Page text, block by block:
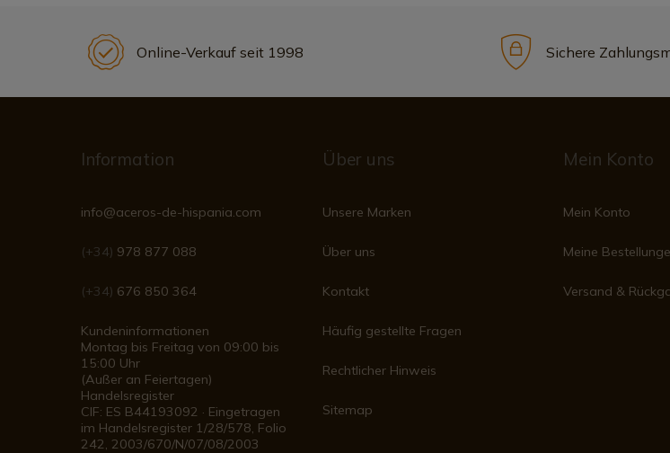
Online-Verkauf seit 1998 Sichere
Information
info@aceros-de-hispania.com
(+34) 978 877 088
(+34) 676 850 364
Kundeninformationen
Montag bis Freitag von 09:00 bis
15:00 Uhr
(Außer an Feiertagen)
Handelsregister
CIF: ES B44193092 · Eingetragen
im Handelsregister 1/28/578, Folio
242, 2003/670/N/07/08/2003
Über uns
Unsere Marken
Über uns
Kontakt
Häufig gestellte Fragen
Rechtlicher Hinweis
Sitemap
Mein Konto
Mein Konto
Meine
Versand &